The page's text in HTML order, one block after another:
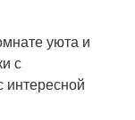
уюта и
с